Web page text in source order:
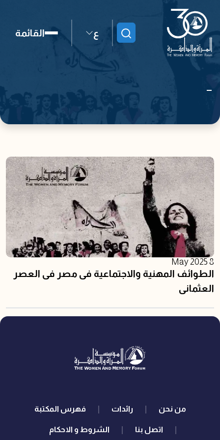
ع القائمة
الطوائف المهنية والاجتماعية فى مصر فى العصر
العثمانى
8 May 2025
quick links
من نحن رائدات فهرس المكتبة
اتصل بنا الشروط و الاحكام